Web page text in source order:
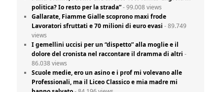
politica? Io resto per la strada”- 99.008 views
Gallarate, Fiamme Gialle scoprono maxi frode
Lavoratori sfruttati e 70 milioni di euro evasi - 89.749
views
I gemellini uccisi per un “dispetto” alla moglie e il
dolore del cronista nel raccontare il dramma di altri -
86.038 views
Scuole medie, ero un asino e i prof mi volevano alle
Professionali, ma il Liceo Classico e mia madre mi